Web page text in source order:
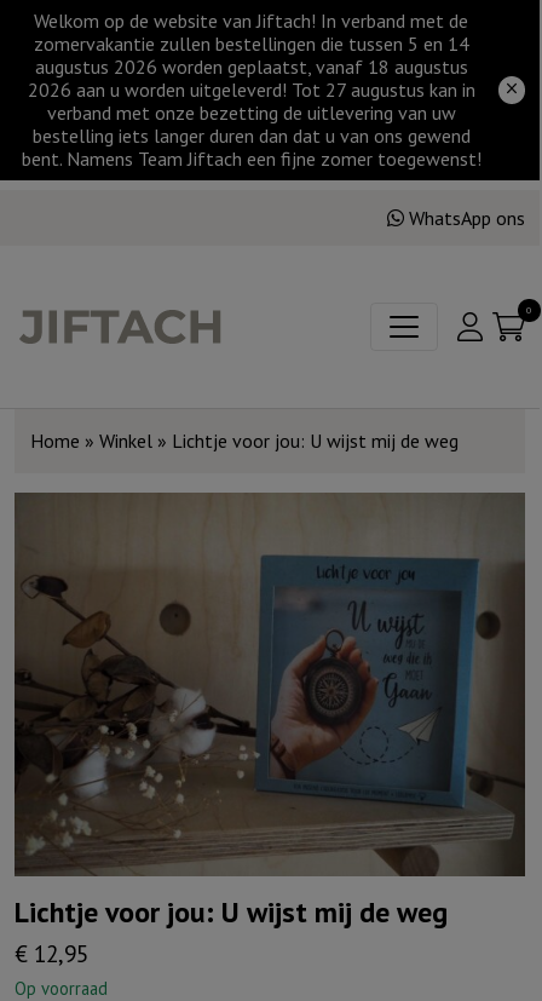
Welkom op de website van Jiftach! In verband met de
zomervakantie zullen bestellingen die tussen 5 en 14
augustus 2026 worden geplaatst, vanaf 18 augustus
2026 aan u worden uitgeleverd! Tot 27 augustus kan in
verband met onze bezetting de uitlevering van uw
bestelling iets langer duren dan dat u van ons gewend
bent. Namens Team Jiftach een fijne zomer toegewenst!
WhatsApp ons
0
Home » Winkel » Lichtje voor jou: U wijst mij de weg
Lichtje voor jou: U wijst mij de weg
€ 12,95
Op voorraad